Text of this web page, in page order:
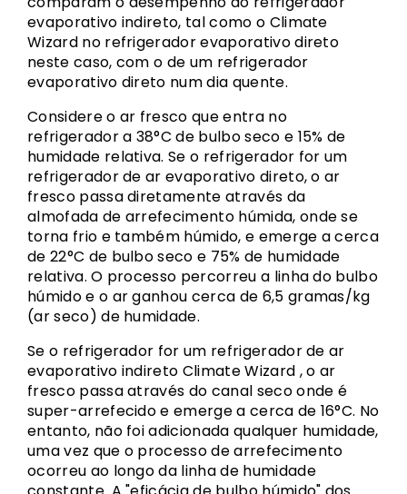
evaporativo indireto, tal como o Climate
Wizard no refrigerador evaporativo direto
neste caso, com o de um refrigerador
evaporativo direto num dia quente.
Considere o ar fresco que entra no
refrigerador a 38°C de bulbo seco e 15% de
humidade relativa. Se o refrigerador for um
refrigerador de ar evaporativo direto, o ar
fresco passa diretamente através da
almofada de arrefecimento húmida, onde se
torna frio e também húmido, e emerge a cerca
de 22°C de bulbo seco e 75% de humidade
relativa. O processo percorreu a linha do bulbo
húmido e o ar ganhou cerca de 6,5 gramas/kg
(ar seco) de humidade.
Se o refrigerador for um refrigerador de ar
evaporativo indireto Climate Wizard , o ar
fresco passa através do canal seco onde é
super-arrefecido e emerge a cerca de 16°C. No
entanto, não foi adicionada qualquer humidade,
uma vez que o processo de arrefecimento
ocorreu ao longo da linha de humidade